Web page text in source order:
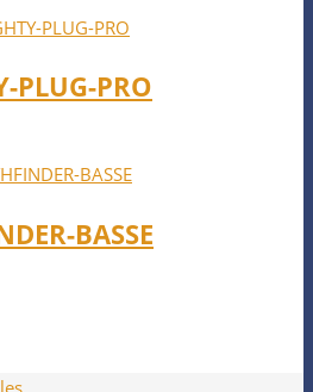
:
PLUG-PRO
:
BASSE
: